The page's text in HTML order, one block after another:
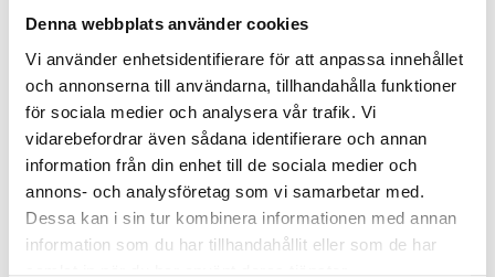
Denna webbplats använder cookies
Vi använder enhetsidentifierare för att anpassa innehållet
och annonserna till användarna, tillhandahålla funktioner
för sociala medier och analysera vår trafik. Vi
vidarebefordrar även sådana identifierare och annan
information från din enhet till de sociala medier och
annons- och analysföretag som vi samarbetar med.
Dessa kan i sin tur kombinera informationen med annan
information som du har tillhandahållit eller som de har